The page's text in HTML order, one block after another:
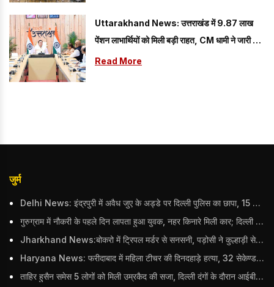
Uttarakhand News: उत्तराखंड में 9.87 लाख
पेंशन लाभार्थियों को मिली बड़ी राहत, CM धामी ने जारी किए
₹146.32 करोड़
Read More
जुर्म
Delhi News: इंद्रपुरी में अवैध जुए के अड्डे पर दिल्ली पुलिस का छापा, 15 जुआरियों को पकड़ा; ₹3.61 लाख नकद और अन्य सामान बरामद
गुरुग्राम में नौकरी के पहले दिन लापता हुआ युवक, नहर किनारे मिली कार; दिल्ली पुलिस ने दर्ज की FIR
Jharkhand News:बोकरो में ट्रिपल मर्डर से सनसनी, पड़ोसी ने कुल्हाड़ी से पति-पत्नी और बहु की हत्या की
Haryana News: फरीदाबाद में महिला टीचर की दिनदहाड़े हत्या, 32 सेकेण्ड में 34 बार किया वार
ताहिर हुसैन समेस 5 लोगों को मिली उम्रकैद की सजा, दिल्ली दंगों के दौरान आईबी अधिकारी का किया था कत्ल